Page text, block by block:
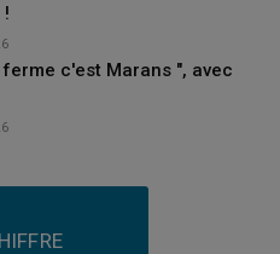
ferme c'est Marans ", avec